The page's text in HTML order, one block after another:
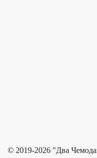
© 2019-2026 "Два